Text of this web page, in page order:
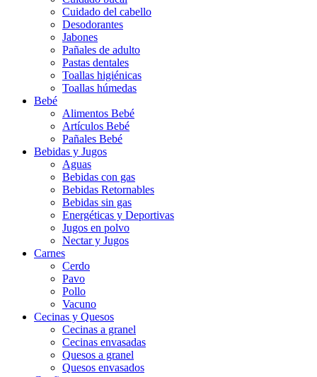
Cuidado del cabello
Desodorantes
Jabones
Pañales de adulto
Pastas dentales
Toallas higiénicas
Toallas húmedas
Bebé
Alimentos Bebé
Artículos Bebé
Pañales Bebé
Bebidas y Jugos
Aguas
Bebidas con gas
Bebidas Retornables
Bebidas sin gas
Energéticas y Deportivas
Jugos en polvo
Nectar y Jugos
Carnes
Cerdo
Pavo
Pollo
Vacuno
Cecinas y Quesos
Cecinas a granel
Cecinas envasadas
Quesos a granel
Quesos envasados